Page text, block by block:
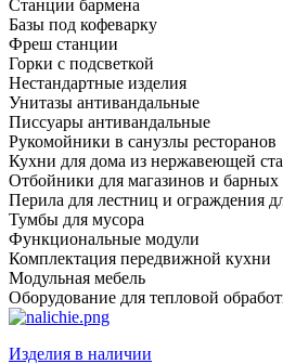
Станции бармена
Базы под кофеварку
Фреш станции
Горки с подсветкой
Нестандартные изделия
Унитазы антивандальные
Писсуары антивандальные
Рукомойники в санузлы ресторанов
Кухни для дома из нержавеющей
Отбойники для магазинов и барных
Перила для лестниц и ограждения
Тумбы для мусора
Функциональные модули
Комплектация передвижной кухни
Модульная мебель
Оборудование для тепловой
Изделия в наличии